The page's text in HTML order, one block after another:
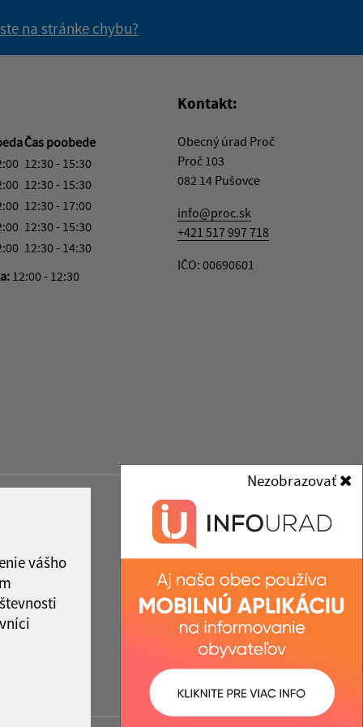
vášho
Nezobrazovať
na stránke chybu?
Čas poobede
12:30 - 15:30
12:30 - 15:30
12:30 - 17:00
12:30 - 15:30
12:30 - 14:30
12:00 - 12:30
Kontakt:
Obecný úrad Proč
Proč 103
082 14 Pušovce
info@proc.sk
+421 517 997 718
IČO: 00690601